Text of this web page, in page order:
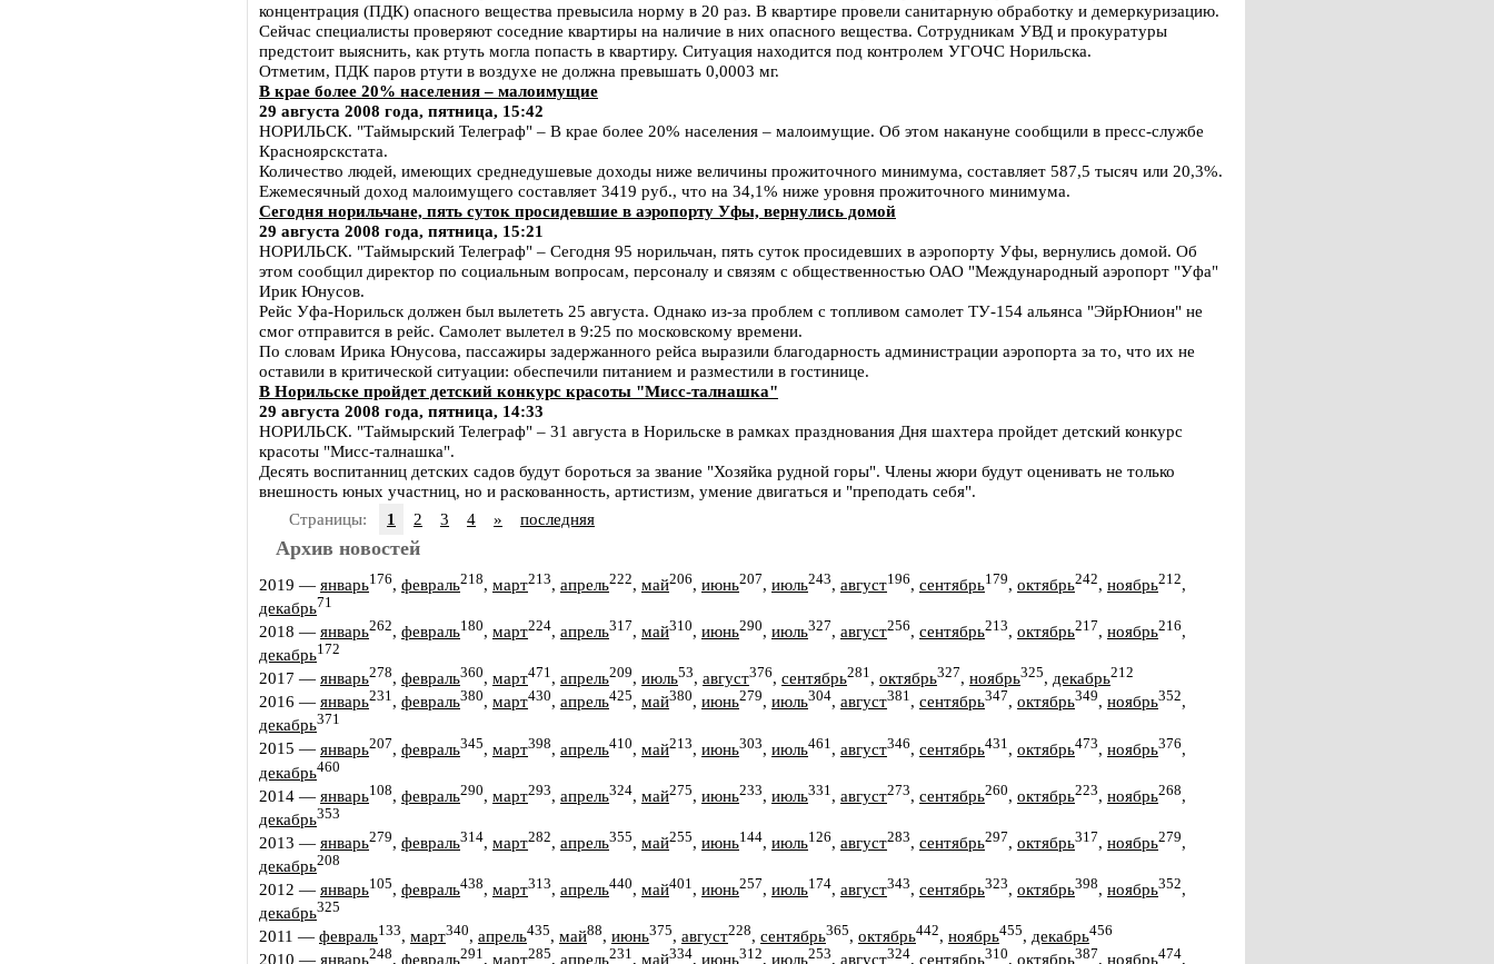
концентрация (ПДК) опасного вещества превысила норму в 20 раз. В квартире провели санитарную обработку и демеркуризацию.
Сейчас специалисты проверяют соседние квартиры на наличие в них опасного вещества. Сотрудникам УВД и прокуратуры
предстоит выяснить, как ртуть могла попасть в квартиру. Ситуация находится под контролем УГОЧС Норильска.
Отметим, ПДК паров ртути в воздухе не должна превышать 0,0003 мг.
В крае более 20% населения – малоимущие
29 августа 2008 года, пятница, 15:42
НОРИЛЬСК. "Таймырский Телеграф" – В крае более 20% населения – малоимущие. Об этом накануне сообщили в пресс-службе
Красноярскстата.
Количество людей, имеющих среднедушевые доходы ниже величины прожиточного минимума, составляет 587,5 тысяч или 20,3%.
Ежемесячный доход малоимущего составляет 3419 руб., что на 34,1% ниже уровня прожиточного минимума.
Сегодня норильчане, пять суток просидевшие в аэропорту Уфы, вернулись домой
29 августа 2008 года, пятница, 15:21
НОРИЛЬСК. "Таймырский Телеграф" – Сегодня 95 норильчан, пять суток просидевших в аэропорту Уфы, вернулись домой. Об
этом сообщил директор по социальным вопросам, персоналу и связям с общественностью ОАО "Международный аэропорт "Уфа"
Ирик Юнусов.
Рейс Уфа-Норильск должен был вылететь 25 августа. Однако из-за проблем с топливом самолет ТУ-154 альянса "ЭйрЮнион" не
смог отправится в рейс. Самолет вылетел в 9:25 по московскому времени.
По словам Ирика Юнусова, пассажиры задержанного рейса выразили благодарность администрации аэропорта за то, что их не
оставили в критической ситуации: обеспечили питанием и разместили в гостинице.
В Норильске пройдет детский конкурс красоты "Мисс-талнашка"
29 августа 2008 года, пятница, 14:33
НОРИЛЬСК. "Таймырский Телеграф" – 31 августа в Норильске в рамках празднования Дня шахтера пройдет детский конкурс
красоты "Мисс-талнашка".
Десять воспитанниц детских садов будут бороться за звание "Хозяйка рудной горы". Члены жюри будут оценивать не только
внешность юных участниц, но и раскованность, артистизм, умение двигаться и "преподать себя".
Страницы:
1 2 3 4 » последняя
Архив новостей
2019 — январь176, февраль218, март213, апрель222, май206, июнь207, июль243, август196, сентябрь179, октябрь242, ноябрь212,
декабрь71
2018 — январь262, февраль180, март224, апрель317, май310, июнь290, июль327, август256, сентябрь213, октябрь217, ноябрь216,
декабрь172
2017 — январь278, февраль360, март471, апрель209, июль53, август376, сентябрь281, октябрь327, ноябрь325, декабрь212
2016 — январь231, февраль380, март430, апрель425, май380, июнь279, июль304, август381, сентябрь347, октябрь349, ноябрь352,
декабрь371
2015 — январь207, февраль345, март398, апрель410, май213, июнь303, июль461 , август346, сентябрь431 , октябрь473, ноябрь376,
декабрь460
2014 — январь108, февраль290, март293, апрель324, май275, июнь233, июль331 , август273, сентябрь260, октябрь223, ноябрь268,
декабрь353
2013 — январь279, февраль314, март282, апрель355, май255, июнь144, июль126, август283, сентябрь297, октябрь317, ноябрь279,
декабрь208
2012 — январь105, февраль438, март313, апрель440, май401, июнь257, июль174, август343, сентябрь323, октябрь398, ноябрь352,
декабрь325
2011 — февраль133, март340, апрель435, май88, июнь375, август228, сентябрь365, октябрь442, ноябрь455, декабрь456
2010 — январь248, февраль291, март285, апрель231, май334, июнь312, июль253, август324, сентябрь310, октябрь387, ноябрь474,